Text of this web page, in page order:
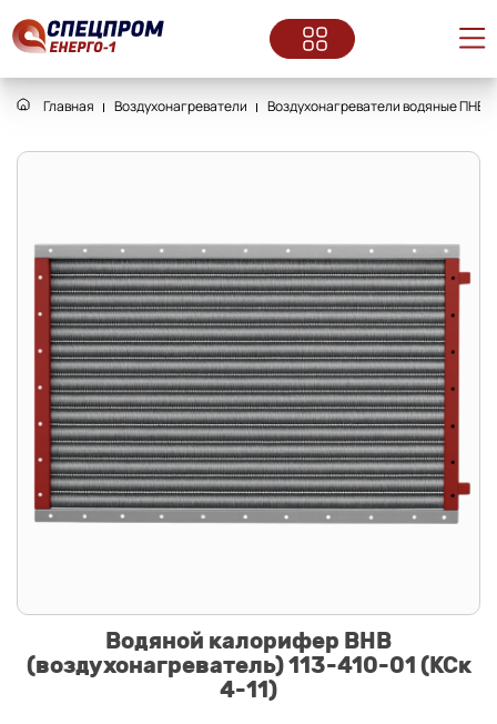
Главная Воздухонагреватели Воздухонагреватели водяные ПНВ
Водяной калорифер ВНВ
(воздухонагреватель) 113-410-01 (КСк
4-11)